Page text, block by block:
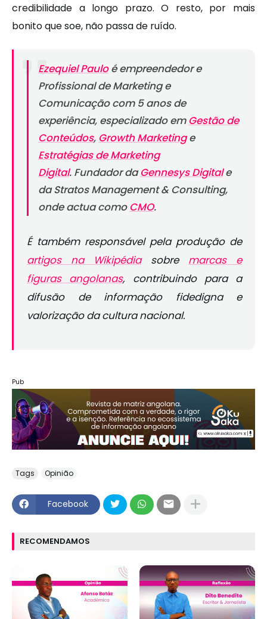
credibilidade a longo prazo. O resto, por mais
bonito que soe, não passa de ruído.
Ezequiel Pauloé empreendedor e
Profissional de Marketing e
Comunicação com 5 anos de
experiência, especializado em Gestão de
Conteúdos, Growth Marketinge
Estratégias de Marketing
Digital. Fundador daGennesys Digitale
da Stratos Management & Consulting,
onde actua como CMO.
É também responsável pela produção de
artigos na Wikipédiasobre marcas e
figuras angolanas, contribuindo para a
difusão de informação fidedigna e
valorização da cultura nacional.
Pub
Tags Opinião
Facebook
RECOMENDAMOS